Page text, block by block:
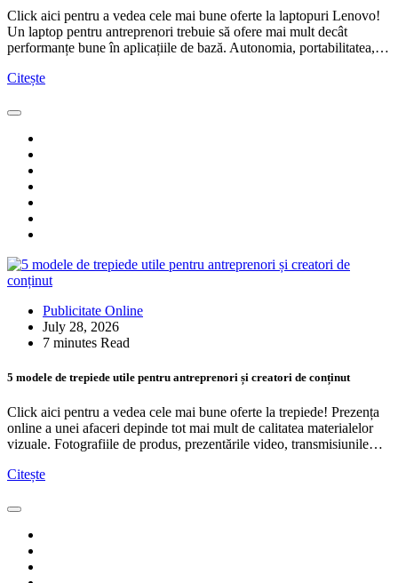
Click aici pentru a vedea cele mai bune oferte la laptopuri Lenovo!
Un laptop pentru antreprenori trebuie să ofere mai mult decât
performanțe bune în aplicațiile de bază. Autonomia, portabilitatea,…
Citește
Publicitate Online
July 28, 2026
7 minutes Read
5 modele de trepiede utile pentru antreprenori și creatori de conținut
Click aici pentru a vedea cele mai bune oferte la trepiede! Prezența
online a unei afaceri depinde tot mai mult de calitatea materialelor
vizuale. Fotografiile de produs, prezentările video, transmisiunile…
Citește